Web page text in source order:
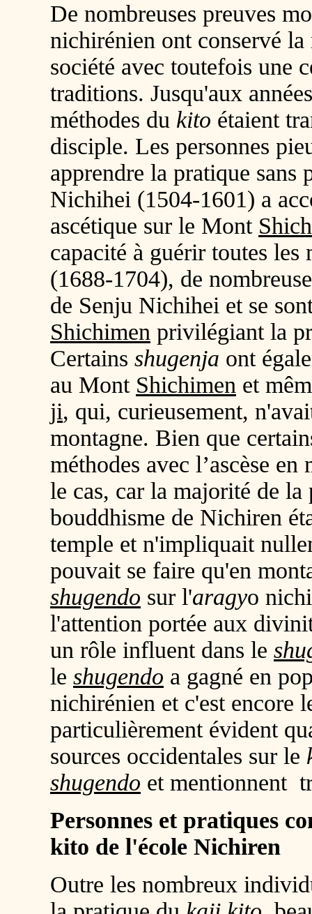
De nombreuses preuves
nichirénien ont conservé
société avec toutefois une
traditions. Jusqu'aux
méthodes du kito étaient
disciple. Les personnes
apprendre la pratique sans
Nichihei (1504-1601) a
ascétique sur le Mont
capacité à guérir toutes
(1688-1704), de
de Senju Nichihei et se
Shichimen privilégiant la
Certains shugenja ont
au Mont Shichimen et
ji, qui, curieusement,
montagne. Bien que
méthodes avec l’ascèse
le cas, car la majorité de la
bouddhisme de Nichiren
temple et n'impliquait
pouvait se faire qu'en
shugendo sur l'aragyo
l'attention portée aux
un rôle influent dans le
le shugendo a gagné en
nichirénien et c'est encore
particulièrement évident
sources occidentales sur le
shugendo et mentionnent
Personnes et pratiques
kito de l'école Nichiren
Outre les nombreux